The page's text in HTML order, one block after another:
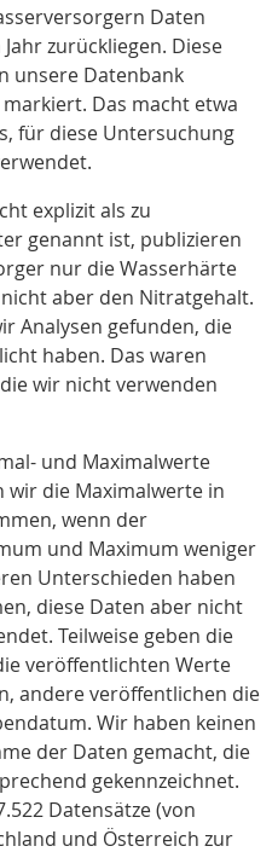
Daten
zurückliegen. Diese
unsere Datenbank
Das macht etwa
für diese Untersuchung
explizit als zu
genannt ist, publizieren
nur die Wasserhärte
aber den Nitratgehalt.
Analysen gefunden, die
haben. Das waren
wir nicht verwenden
und Maximalwerte
wir die Maximalwerte in
wenn der
und Maximum weniger
Unterschieden haben
diese Daten aber nicht
Teilweise geben die
veröffentlichten Werte
andere veröffentlichen die
Wir haben keinen
der Daten gemacht, die
gekennzeichnet.
Datensätze (von
und Österreich zur